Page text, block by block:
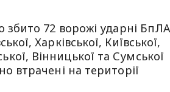
збито 72 ворожі ударні БпЛА
Харківської, Київської,
Вінницької та Сумської
втрачені на території